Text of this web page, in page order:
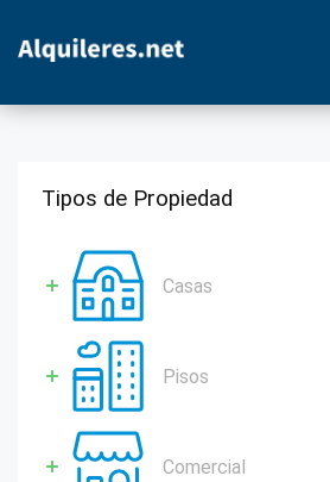
Tipos de Propiedad
Casas
Pisos
Comercial